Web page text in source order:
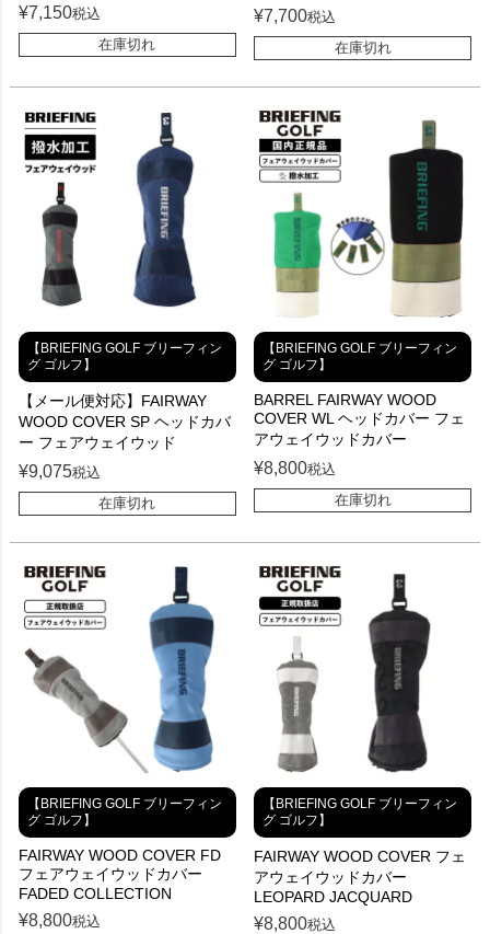
¥7,150税込
在庫切れ
¥7,700税込
在庫切れ
【BRIEFING GOLF ブリーフィン
グ ゴルフ】
【メール便対応】FAIRWAY
WOOD COVER SP ヘッドカバ
ー フェアウェイウッド
¥9,075税込
在庫切れ
【BRIEFING GOLF ブリーフィン
グ ゴルフ】
BARREL FAIRWAY WOOD
COVER WL ヘッドカバー フェ
アウェイウッドカバー
¥8,800税込
在庫切れ
【BRIEFING GOLF ブリーフィン
グ ゴルフ】
FAIRWAY WOOD COVER FD
フェアウェイウッドカバー
FADED COLLECTION
¥8,800税込
【BRIEFING GOLF ブリーフィン
グ ゴルフ】
FAIRWAY WOOD COVER フェ
アウェイウッドカバー
LEOPARD JACQUARD
¥8,800税込